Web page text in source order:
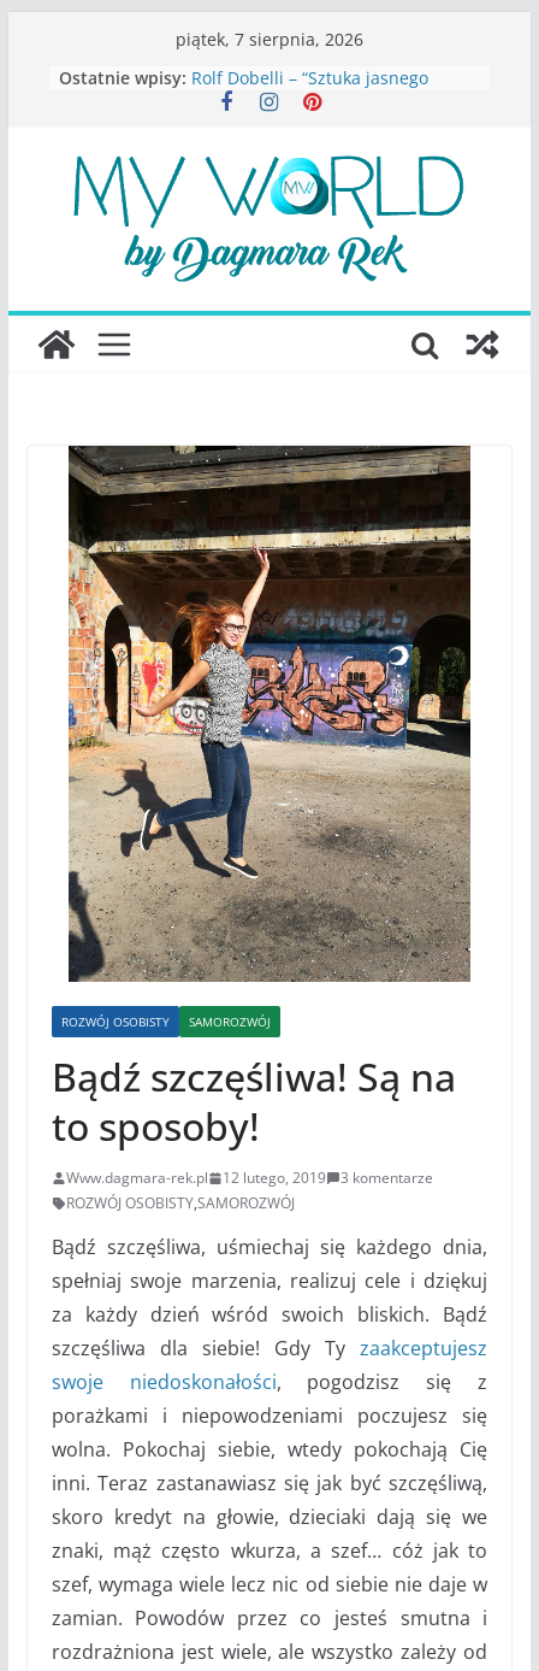
piątek, 7 sierpnia, 2026
Ostatnie wpisy: Rolf Dobelli – “Sztuka jasnego
myślenia”
Konstancina. Sekrety seksbiznesu”
Katarzyna Lewandowicz – Zanim
straciliśmy siebie
Judith Joseph – “Wysoko
funkcjonująca depresja”
S.Wynn-Williams – “Bezwzględni. O
największego portalu
ROZWÓJ OSOBISTY SAMOROZWÓJ
Bądź szczęśliwa! Są na
to sposoby!
Www.dagmara-rek.pl 12 lutego, 2019
3 komentarze
ROZWÓJ OSOBISTY,SAMOROZWÓJ
Bądź szczęśliwa, uśmiechaj się każdego dnia,
spełniaj swoje marzenia, realizuj cele i dziękuj
za każdy dzień wśród swoich bliskich. Bądź
szczęśliwa dla siebie! Gdy Tyzaakceptujesz
swoje niedoskonałości, pogodzisz się z
porażkami i niepowodzeniami poczujesz się
wolna. Pokochaj siebie, wtedy pokochają Cię
inni. Teraz zastanawiasz się jak być szczęśliwą,
skoro kredyt na głowie, dzieciaki dają się we
znaki, mąż często wkurza, a szef… cóż jak to
szef, wymaga wiele lecz nic od siebie nie daje w
zamian. Powodów przez co jesteś smutna i
rozdrażniona jest wiele, ale wszystko zależy od